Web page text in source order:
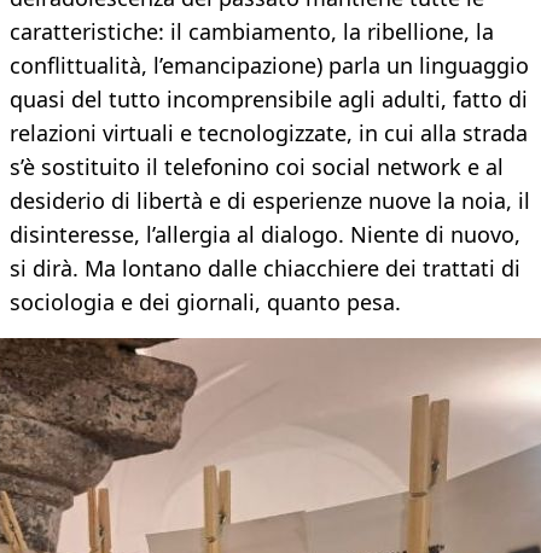
caratteristiche: il cambiamento, la ribellione, la
conflittualità, l’emancipazione) parla un linguaggio
quasi del tutto incomprensibile agli adulti, fatto di
relazioni virtuali e tecnologizzate, in cui alla strada
s’è sostituito il telefonino coi social network e al
desiderio di libertà e di esperienze nuove la noia, il
disinteresse, l’allergia al dialogo. Niente di nuovo,
si dirà. Ma lontano dalle chiacchiere dei trattati di
sociologia e dei giornali, quanto pesa.